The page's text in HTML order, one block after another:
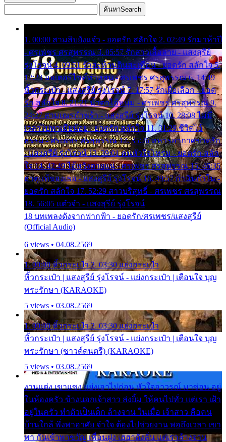
ค้นหาSearch
1. 00:00 สามสิบยังแจ๋ว - ยอดรัก สลักใจ 2. 02:49 รักมาห้าปี
- ศรเพชร ศรสุพรรณ 3. 05:57 รักสาวเสื้อลาย - แสงสุรีย์
รุ่งโรจน์ 4. 09:51 รักสะท้านดินสะเทือน - ยอดรัก สลักใจ 5.
12:23 มอเตอร์ไซค์ทำหล่น - ศรเพชร ศรสุพรรณ 6. 14:49
หิ้วกระเป๋า - แสงสุรีย์ รุ่งโรจน์ 7. 17:57 รักเผื่อเลือก - ยอด
รัก สลักใจ 8. 21:21 น้ำตาไอ้หนุ่ม - ศรเพชร ศรสุพรรณ 9.
24:27 สามเณรกำพร้า - แสงสุรีย์ รุ่งโรจน์ 10. 28:08 ไม่มี
เวลาไปหาเมียน้อย - ยอดรัก สลักใจ 11. 31:29 ชีวิตไอ้
ธรรม - ศรเพชร ศรสุพรรณ 12. 35:26 ทหารอากาศขาดรัก
- แสงสุรีย์ รุ่งโรจน์ 13. 39:01 คนหัวใจโทรม - ยอดรัก สลัก
ใจ 14. 42:49 ไอ้หวังตายแน่ - ศรเพชร ศรสุพรรณ 15. 46:35
ธาตุแท้ของเธอ - แสงสุรีย์ รุ่งโรจน์ 16. 49:57 กำนันกำใน -
ยอดรัก สลักใจ 17. 52:29 สาวบริสุทธิ์ - ศรเพชร ศรสุพรรณ
18. 56:05 แต๋วจ๋า - แสงสุรีย์ รุ่งโรจน์
18 บทเพลงดังจากฟากฟ้า - ยอดรัก/ศรเพชร/แสงสุรีย์
(Official Audio)
6 views • 04.08.2569
1. 00:00 หิ้วกระเป๋า 2. 03:30 แย่งกระเป๋า
หิ้วกระเป๋า | แสงสุรีย์ รุ่งโรจน์ - แย่งกระเป๋า | เตือนใจ บุญ
พระรักษา (KARAOKE)
5 views • 03.08.2569
1. 00:00 หิ้วกระเป๋า 2. 03:30 แย่งกระเป๋า
หิ้วกระเป๋า | แสงสุรีย์ รุ่งโรจน์ - แย่งกระเป๋า | เตือนใจ บุญ
พระรักษา (ซาวด์ดนตรี) (KARAOKE)
5 views • 03.08.2569
งานแต่ง เขาแซง แย่งเอาไปก่อน หัวใจอาวรณ์ มาซ่อน อยู่
ในห้องครัว ข้างนอกเจ้าสาว ส่งยิ้ม ให้คนไปทั่ว แต่เรา เฝ้า
อยู่ในครัว ทำตัวเป็นเด็ก ล้างจาน ในเมื่อ เจ้าสาว คือคน
บ้านใกล้ พึ่งพาอาศัย จำใจ ต้องไปช่วยงาน พอถึงเวลา เขา
พา กันเข้าพาขวัญ เพื่อนฝูง เฮฮาดังลั่น แต่เราล้างจาน